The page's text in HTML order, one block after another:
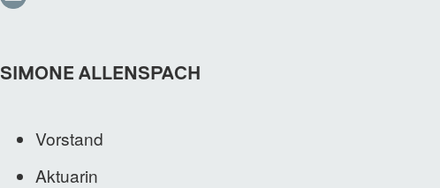
SIMONE ALLENSPACH
Vorstand
Aktuarin